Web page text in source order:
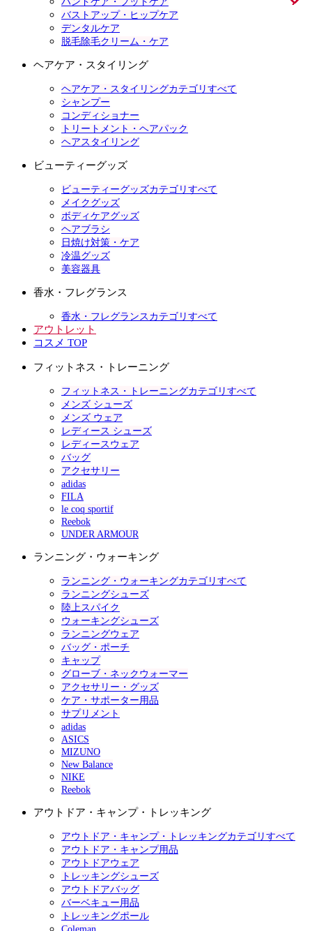
バストアップ・ヒップケア
デンタルケア
脱毛除毛クリーム・ケア
ヘアケア・スタイリング
ヘアケア・スタイリングカテゴリすべて
シャンプー
コンディショナー
トリートメント・ヘアパック
ヘアスタイリング
ビューティーグッズ
ビューティーグッズカテゴリすべて
メイクグッズ
ボディケアグッズ
ヘアブラシ
日焼け対策・ケア
冷温グッズ
美容器具
香水・フレグランス
香水・フレグランスカテゴリすべて
アウトレット
コスメ TOP
フィットネス・トレーニング
フィットネス・トレーニングカテゴリすべて
メンズ シューズ
メンズ ウェア
レディース シューズ
レディースウェア
バッグ
アクセサリー
adidas
FILA
le coq sportif
Reebok
UNDER ARMOUR
ランニング・ウォーキング
ランニング・ウォーキングカテゴリすべて
ランニングシューズ
陸上スパイク
ウォーキングシューズ
ランニングウェア
バッグ・ポーチ
キャップ
グローブ・ネックウォーマー
アクセサリー・グッズ
ケア・サポーター用品
サプリメント
adidas
ASICS
MIZUNO
New Balance
NIKE
Reebok
アウトドア・キャンプ・トレッキング
アウトドア・キャンプ・トレッキングカテゴリすべて
アウトドア・キャンプ用品
アウトドアウェア
トレッキングシューズ
アウトドアバッグ
バーベキュー用品
トレッキングポール